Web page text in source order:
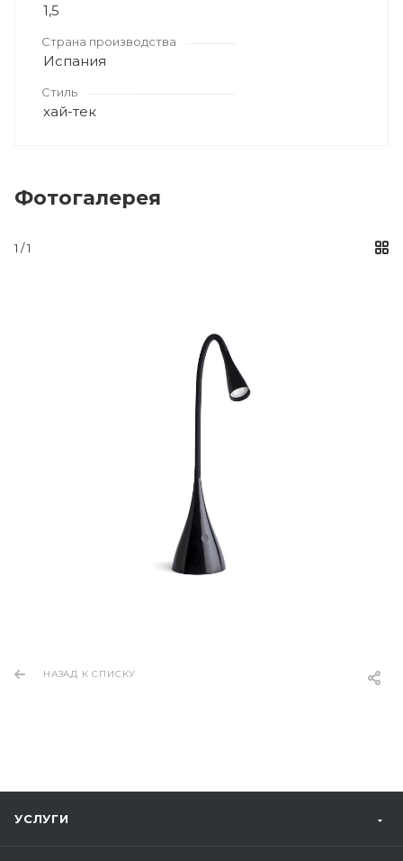
1,5
Страна производства
Испания
Стиль
хай-тек
Фотогалерея
1 / 1
НАЗАД К СПИСКУ
УСЛУГИ